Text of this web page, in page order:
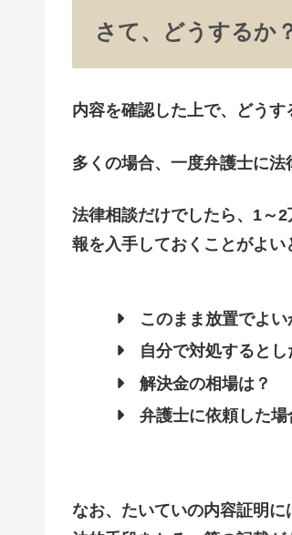
さて、どうするか
内容を確認した上で、どうす
多くの場合、 一度弁護士に法
法律相談だけでしたら、1～
報を入手しておくことがよい
このまま放置でよい
自分で対処すると
解決金の相場は？
弁護士に依頼した
なお、たいていの内容証明